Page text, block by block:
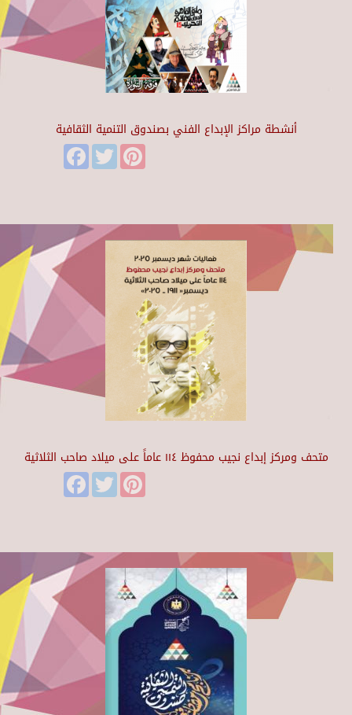
أنشطة مراكز الإبداع الفني بصندوق التنمية الثقافية
FacebookTwitter
متحف ومركز إبداع نجيب محفوظ ١١٤ عاماً على ميلاد صاحب الثلاثية
FacebookTwitter